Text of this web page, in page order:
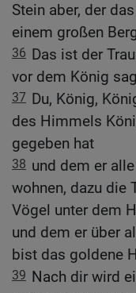
Stein aber, der
einem großen
36 Das ist der
vor dem König
37 Du, König,
des Himmels
gegeben hat
38 und dem er
wohnen, dazu die
Vögel unter dem
und dem er über
bist das goldene
39 Nach dir wird